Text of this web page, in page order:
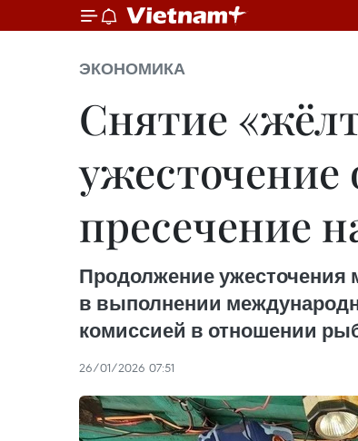
ЭКОНОМИКА
Снятие
ужесточение
пресечение
Продолжение
в выполнении
комиссией в отношении
26/01/2026 07:51